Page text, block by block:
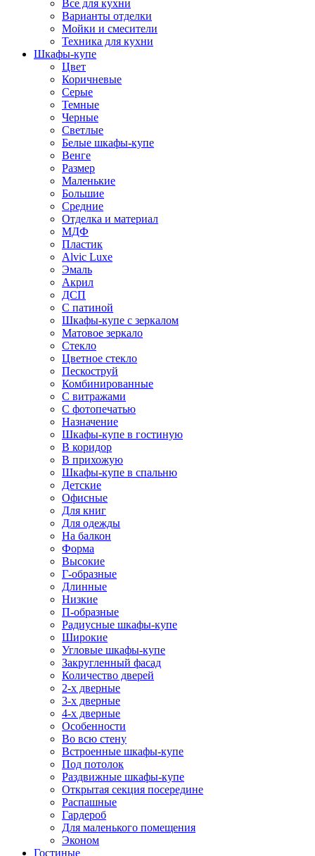
Все для кухни
Варианты отделки
Мойки и смесители
Техника для кухни
Шкафы-купе
Цвет
Коричневые
Серые
Темные
Черные
Светлые
Белые шкафы-купе
Венге
Размер
Маленькие
Большие
Средние
Отделка и материал
МДФ
Пластик
Alvic Luxe
Эмаль
Акрил
ДСП
С патиной
Шкафы-купе с зеркалом
Матовое зеркало
Стекло
Цветное стекло
Пескоструй
Комбинированные
С витражами
С фотопечатью
Назначение
Шкафы-купе в гостиную
В коридор
В прихожую
Шкафы-купе в спальню
Детские
Офисные
Для книг
Для одежды
На балкон
Форма
Высокие
Г-образные
Длинные
Низкие
П-образные
Радиусные шкафы-купе
Широкие
Угловые шкафы-купе
Закругленный фасад
Количество дверей
2-х дверные
3-х дверные
4-х дверные
Особенности
Во всю стену
Встроенные шкафы-купе
Под потолок
Раздвижные шкафы-купе
Открытая секция посередине
Распашные
Гардероб
Для маленького помещения
Эконом
Гостиные